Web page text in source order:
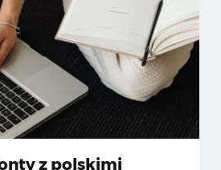
z polskimi